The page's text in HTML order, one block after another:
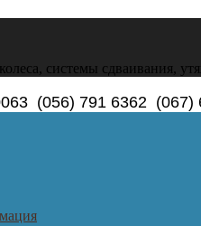
системы сдваивания,
(056) 791 6362